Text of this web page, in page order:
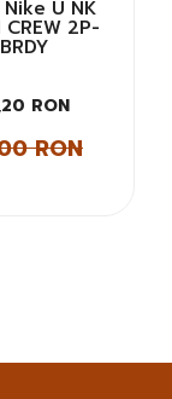
U NK
CREW 2P-
RON
RON